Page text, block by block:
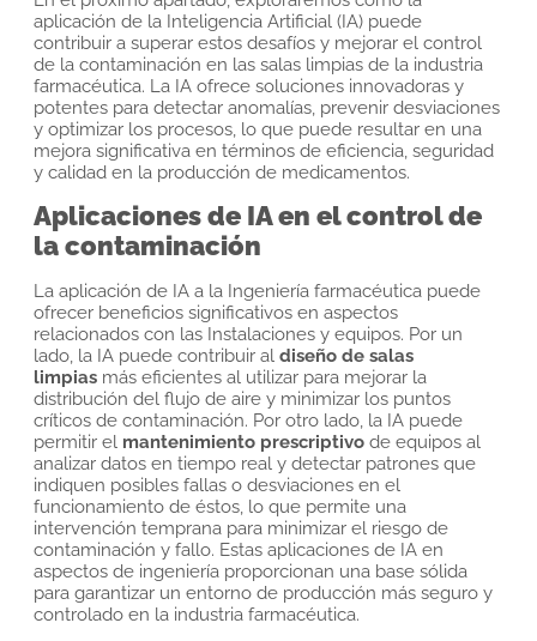
aplicación de la Inteligencia Artificial (IA) puede
contribuir a superar estos desafíos y mejorar el control
de la contaminación en las salas limpias de la industria
farmacéutica. La IA ofrece soluciones innovadoras y
potentes para detectar anomalías, prevenir desviaciones
y optimizar los procesos, lo que puede resultar en una
mejora significativa en términos de eficiencia, seguridad
y calidad en la producción de medicamentos.
Aplicaciones de IA en el control de
la contaminación
La aplicación de IA a la Ingeniería farmacéutica puede
ofrecer beneficios significativos en aspectos
relacionados con las Instalaciones y equipos. Por un
lado, la IA puede contribuir al diseño de salas
limpiasmás eficientes al utilizar para mejorar la
distribución del flujo de aire y minimizar los puntos
críticos de contaminación. Por otro lado, la IA puede
permitir el mantenimiento prescriptivode equipos al
analizar datos en tiempo real y detectar patrones que
indiquen posibles fallas o desviaciones en el
funcionamiento de éstos, lo que permite una
intervención temprana para minimizar el riesgo de
contaminación y fallo. Estas aplicaciones de IA en
aspectos de ingeniería proporcionan una base sólida
para garantizar un entorno de producción más seguro y
controlado en la industria farmacéutica.